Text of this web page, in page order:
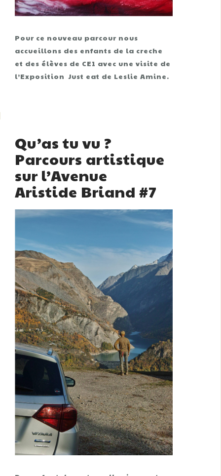
Pour ce nouveau parcour nous
accueillons des enfants de la creche
et des élèves de CE1 avec une visite de
l’Exposition Just eat de Leslie Amine.
Qu’as tu vu ?
Parcours artistique
sur l’Avenue
Aristide Briand #7